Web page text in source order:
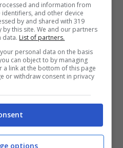
una serie di
conoscono: sul fondo
esempio un piccolo
davvero importanti.
lo avrà sicuramente
proprio nella parte
la stragrande
non lo avrà visto:
tempo per
tuttavia parlandodel foro
MicroSD
and information from
and other device
by and shared with 319
this site. We and our partners
data. List of partners.
personal data on the basis
can object to by managing
link at the bottom of this page
or withdraw consent in privacy
options